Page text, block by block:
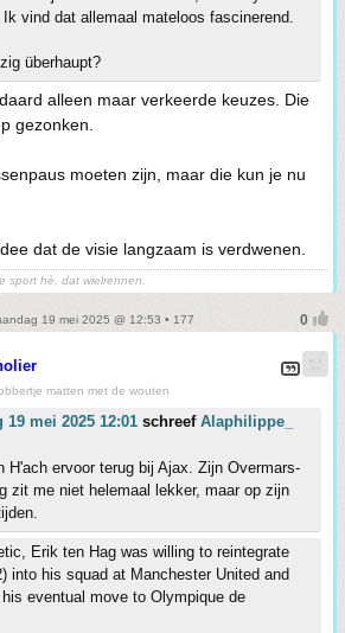
vind dat allemaal mateloos fascinerend.
überhaupt?
alleen maar verkeerde keuzes. Die
gezonken.
moeten zijn, maar die kun je nu
dat de visie langzaam is verdwenen.
sport hè, dat wielrennen.
19 mei 2025 @ 12:53 • 177
matten met de wouten
19 mei 2025 12:01 schreef Alaphilippe_
H'ach ervoor terug bij Ajax. Zijn Overmars-
zit me niet helemaal lekker, maar op zijn
Erik ten Hag was willing to reintegrate
into his squad at Manchester United and
eventual move to Olympique de